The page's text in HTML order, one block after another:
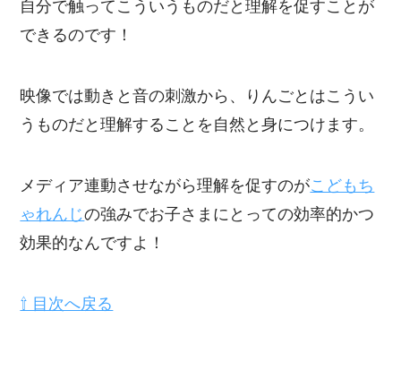
自分で触ってこういうものだと理解を促すことが
できるのです！
映像では動きと音の刺激から、りんごとはこうい
うものだと理解することを自然と身につけます。
メディア連動させながら理解を促すのがこどもち
ゃれんじの強みでお子さまにとっての効率的かつ
効果的なんですよ！
⇧ 目次へ戻る